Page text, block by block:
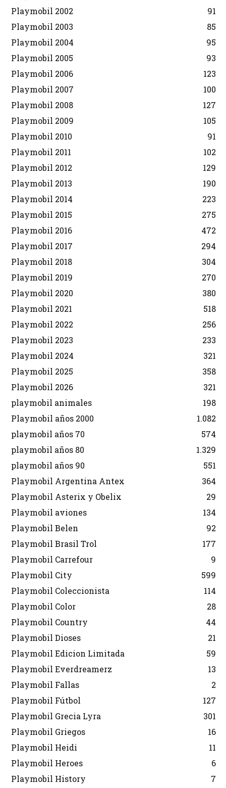
Playmobil 2002
91
Playmobil 2003
85
Playmobil 2004
95
Playmobil 2005
93
Playmobil 2006
123
Playmobil 2007
100
Playmobil 2008
127
Playmobil 2009
105
Playmobil 2010
91
Playmobil 2011
102
Playmobil 2012
129
Playmobil 2013
190
Playmobil 2014
223
Playmobil 2015
275
Playmobil 2016
472
Playmobil 2017
294
Playmobil 2018
304
Playmobil 2019
270
Playmobil 2020
380
Playmobil 2021
518
Playmobil 2022
256
Playmobil 2023
233
Playmobil 2024
321
Playmobil 2025
358
Playmobil 2026
321
playmobil animales
198
Playmobil años 2000
1.082
playmobil años 70
574
playmobil años 80
1.329
playmobil años 90
551
Playmobil Argentina Antex
364
Playmobil Asterix y Obelix
29
Playmobil aviones
134
Playmobil Belen
92
Playmobil Brasil Trol
177
Playmobil Carrefour
9
Playmobil City
599
Playmobil Coleccionista
114
Playmobil Color
28
Playmobil Country
44
Playmobil Dioses
21
Playmobil Edicion Limitada
59
Playmobil Everdreamerz
13
Playmobil Fallas
2
Playmobil Fútbol
127
Playmobil Grecia Lyra
301
Playmobil Griegos
16
Playmobil Heidi
11
Playmobil Heroes
6
Playmobil History
7